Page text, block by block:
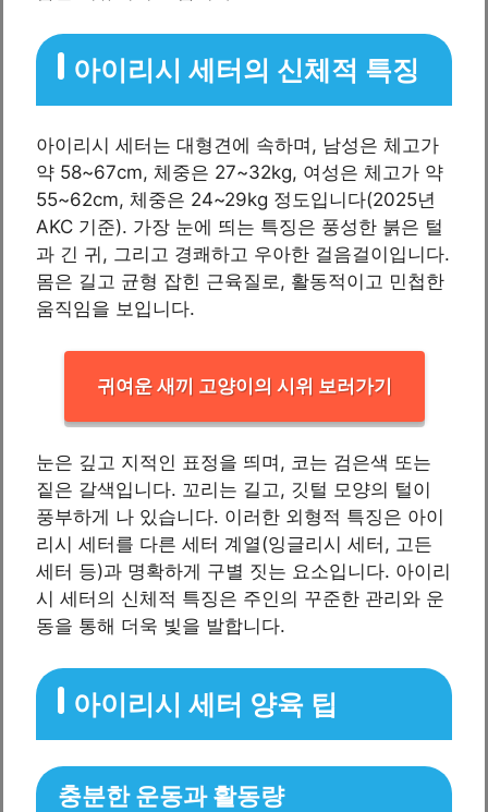
아이리시 세터의 신체적 특징
아이리시 세터는 대형견에 속하며, 남성은 체고가
약 58~67cm, 체중은 27~32kg, 여성은 체고가 약
55~62cm, 체중은 24~29kg 정도입니다(2025년
AKC 기준). 가장 눈에 띄는 특징은 풍성한 붉은 털
과 긴 귀, 그리고 경쾌하고 우아한 걸음걸이입니다.
몸은 길고 균형 잡힌 근육질로, 활동적이고 민첩한
움직임을 보입니다.
귀여운 새끼 고양이의 시위 보러가기
눈은 깊고 지적인 표정을 띄며, 코는 검은색 또는
짙은 갈색입니다. 꼬리는 길고, 깃털 모양의 털이
풍부하게 나 있습니다. 이러한 외형적 특징은 아이
리시 세터를 다른 세터 계열(잉글리시 세터, 고든
세터 등)과 명확하게 구별 짓는 요소입니다. 아이리
시 세터의 신체적 특징은 주인의 꾸준한 관리와 운
동을 통해 더욱 빛을 발합니다.
아이리시 세터 양육 팁
충분한 운동과 활동량